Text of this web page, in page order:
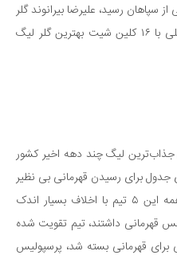
سپاهان رسید، علیرضا بیرانوند گلر
آماده این روزهای پرسپولیس و تیم ملی با ۱۶ کلین شیت بهترین گلر لیگ
جذاب‌ترین لیگ چند دهه اخیر کشور
شانه ۵ تیم در بالای جدول برای رسیدن قهرمانی بی نظیر
بود، به طوری که تا ۵ هفته پایانی همه این ۵ تیم با اخلاف بسیار اندک
قهرمانی داشتند، تیم تقویت شده
قهرمانی بسته شد، پرسپولیس